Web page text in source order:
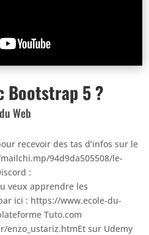
Bootstrap 5 ?
Web
recevoir des tas d’infos sur le
94d9da505508/le-
:
veux apprendre les
ici : https://www.ecole-du-
Tuto.com
sur Udemy